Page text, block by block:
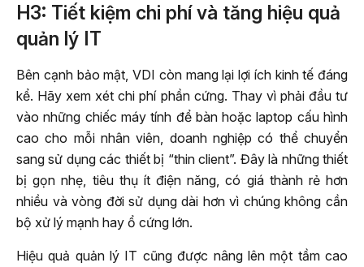
H3: Tiết kiệm chi phí và tăng hiệu quả
quản lý IT
Bên cạnh bảo mật, VDI còn mang lại lợi ích kinh tế đáng
kể. Hãy xem xét chi phí phần cứng. Thay vì phải đầu tư
vào những chiếc máy tính để bàn hoặc laptop cấu hình
cao cho mỗi nhân viên, doanh nghiệp có thể chuyển
sang sử dụng các thiết bị “thin client”. Đây là những thiết
bị gọn nhẹ, tiêu thụ ít điện năng, có giá thành rẻ hơn
nhiều và vòng đời sử dụng dài hơn vì chúng không cần
bộ xử lý mạnh hay ổ cứng lớn.
Hiệu quả quản lý IT cũng được nâng lên một tầm cao